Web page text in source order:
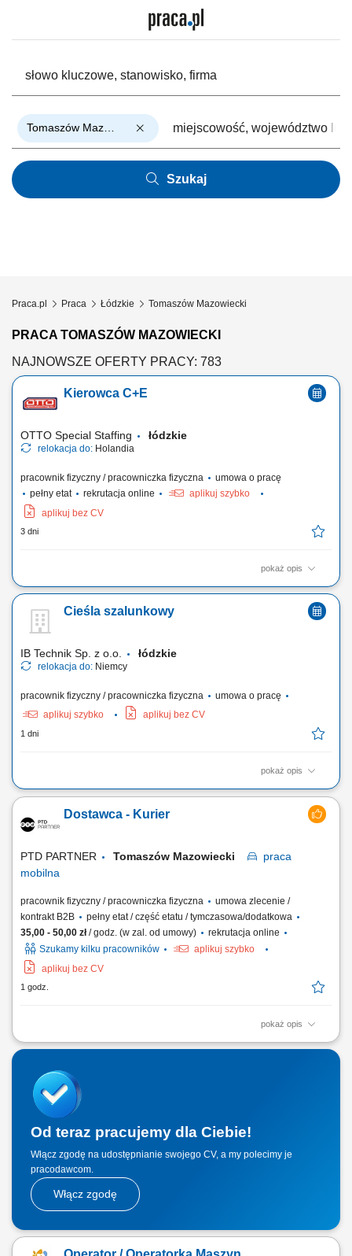
Szukaj
Praca.pl Praca Łódzkie Tomaszów Mazowiecki
PRACA TOMASZÓW MAZOWIECKI
NAJNOWSZE OFERTY PRACY: 783
Kierowca C+E
OTTO Special Staffing łódzkie
relokacja do: Holandia
pracownik fizyczny / pracowniczka fizyczna
umowa o pracę
pełny etat
rekrutacja online
aplikuj szybko
aplikuj bez CV
3 dni
pokaż opis
Jako kierowca C+E odpowiada Pan/Pani za bezpieczną, efektywną i
wykorzystaniem ciągników siodłowych z naczepami oraz zestawów
pojazdów, zgodnie z obowiązującymi przepisami prawa, umowami z
Cieśla szalunkowy
IB Technik Sp. z o.o. łódzkie
relokacja do: Niemcy
pracownik fizyczny / pracowniczka fizyczna
umowa o pracę
aplikuj szybko
aplikuj bez CV
1 dni
pokaż opis
Zadania: Wykonywanie konstrukcji żelbetowych w stanach surowych
Dostawca - Kurier
PTD PARTNER Tomaszów Mazowiecki
praca
mobilna
pracownik fizyczny / pracowniczka fizyczna
umowa zlecenie /
kontrakt B2B
pełny etat / część etatu / tymczasowa/dodatkowa
35,00 - 50,00 zł/ godz. (w zal. od umowy)
rekrutacja online
Szukamy kilku pracowników
aplikuj szybko
aplikuj bez CV
1 godz.
pokaż opis
Zakres obowiązków Odbieranie i dostarczanie posiłków/zakupów;
Utrzymywanie dobrych relacji z klientami;
Od teraz pracujemy dla Ciebie!
Włącz zgodę na udostępnianie swojego CV, a my polecimy je
pracodawcom.
Włącz zgodę